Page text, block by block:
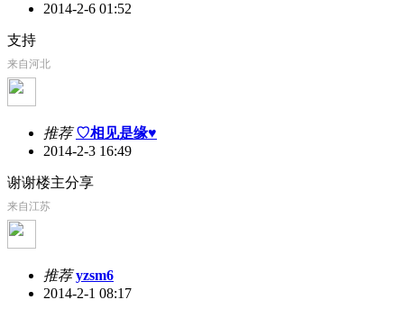
2014-2-6 01:52
支持
来自河北
推荐♡相见是缘♥
2014-2-3 16:49
谢谢楼主分享
来自江苏
推荐yzsm6
2014-2-1 08:17